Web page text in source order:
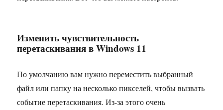
Изменить чувствительность
перетаскивания в Windows 11
По умолчанию вам нужно переместить выбранный
файл или папку на несколько пикселей, чтобы вызвать
событие перетаскивания. Из-за этого очень